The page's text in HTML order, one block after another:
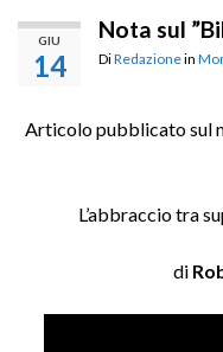
GIU
14
Nota sul
DiRedazionein
Articolo pubblicato sul
L’abbraccio tra
di